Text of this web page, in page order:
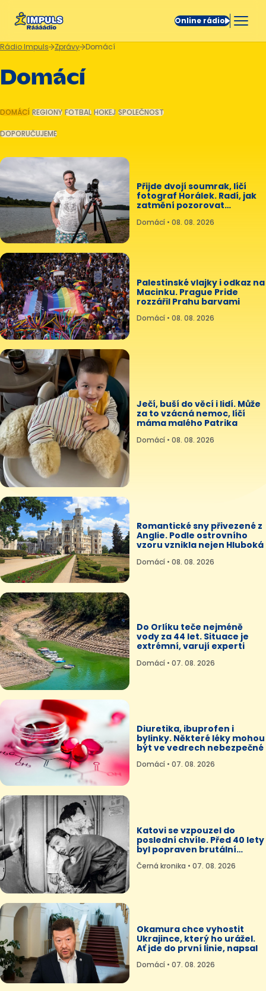
Online rádio
Rádio Impuls Zprávy Domácí
Domácí
DOMÁCÍ REGIONY FOTBAL HOKEJ SPOLEČNOST
DOPORUČUJEME
Přijde dvojí soumrak, líčí
fotograf Horálek. Radí, jak
zatmění pozorovat
Domácí • 08. 08. 2026
Palestinské vlajky i odkaz na
Macinku. Prague Pride
rozzářil Prahu barvami
Domácí • 08. 08. 2026
Ječí, buší do věcí i lidí. Může
za to vzácná nemoc, líčí
máma malého Patrika
Domácí • 08. 08. 2026
Romantické sny přivezené z
Anglie. Podle ostrovního
vzoru vznikla nejen Hluboká
Domácí • 08. 08. 2026
Do Orlíku teče nejméně
vody za 44 let. Situace je
extrémní, varují experti
Domácí • 07. 08. 2026
Diuretika, ibuprofen i
bylinky. Některé léky mohou
být ve vedrech nebezpečné
Domácí • 07. 08. 2026
Katovi se vzpouzel do
poslední chvíle. Před 40 lety
byl popraven brutální
Černá kronika • 07. 08. 2026
Okamura chce vyhostit
Ukrajince, který ho urážel.
Ať jde do první linie, napsal
Domácí • 07. 08. 2026